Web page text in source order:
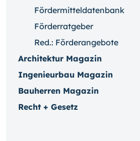
Fördermitteldatenbank
Förderratgeber
Red.: Förderangebote
Architektur Magazin
Ingenieurbau Magazin
Bauherren Magazin
Recht + Gesetz